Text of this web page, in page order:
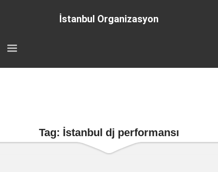
İstanbul Organizasyon
Tag: İstanbul dj performansı